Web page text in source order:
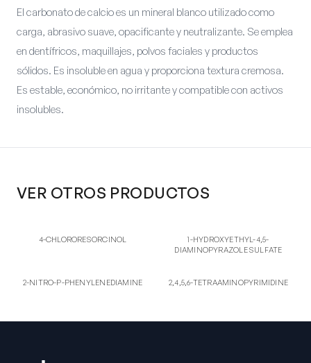
El carbonato de calcio es un mineral blanco utilizado como
carga, abrasivo suave, opacificante y neutralizante. Se emplea
en dentífricos, maquillajes, polvos faciales y productos
sólidos. Es insoluble en agua y proporciona textura cremosa.
Es estable, económico, no irritante y compatible con activos
insolubles.
VER OTROS PRODUCTOS
4-CH
4-CHLORORESORCINOL
1S
DIAMINOPYRAZOLE SULFATE
1-HYDROXYETHYL-4,5-
DIAMINOPYRAZOLE SULFATE
2-NI
PHENYLENEDIAMINE
2-NITRO-P-PHENYLENEDIAMINE 2,4,
TETRAAMINOPYRIMIDINE
2,4,5,6-TETRAAMINOPYRIMIDINE